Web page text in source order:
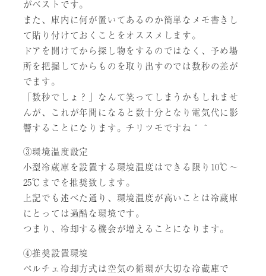
がベストです。
また、庫内に何が置いてあるのか簡単なメモ書きし
て貼り付けておくことをオススメします。
ドアを開けてから探し物をするのではなく、予め場
所を把握してからものを取り出すのでは数秒の差が
でます。
「数秒でしょ？」なんて笑ってしまうかもしれませ
んが、これが年間になると数十分となり電気代に影
響することになります。チリツモですね＾＾
③環境温度設定
小型冷蔵庫を設置する環境温度はできる限り10℃～
25℃までを推奨致します。
上記でも述べた通り、環境温度が高いことは冷蔵庫
にとっては過酷な環境です。
つまり、冷却する機会が増えることになります。
④推奨設置環境
ペルチェ冷却方式は空気の循環が大切な冷蔵庫で